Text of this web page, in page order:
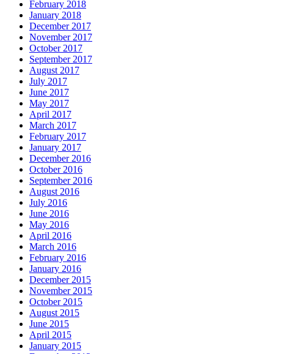
February 2018
January 2018
December 2017
November 2017
October 2017
September 2017
August 2017
July 2017
June 2017
May 2017
April 2017
March 2017
February 2017
January 2017
December 2016
October 2016
September 2016
August 2016
July 2016
June 2016
May 2016
April 2016
March 2016
February 2016
January 2016
December 2015
November 2015
October 2015
August 2015
June 2015
April 2015
January 2015